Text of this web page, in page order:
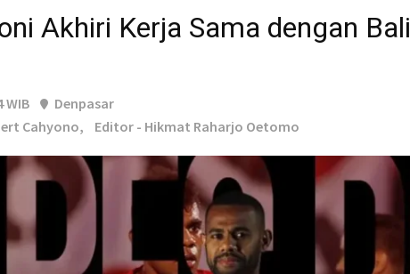
Akhiri Kerja Sama dengan Bali
WIB
Denpasar
Cahyono,
Editor - Hikmat Raharjo Oetomo